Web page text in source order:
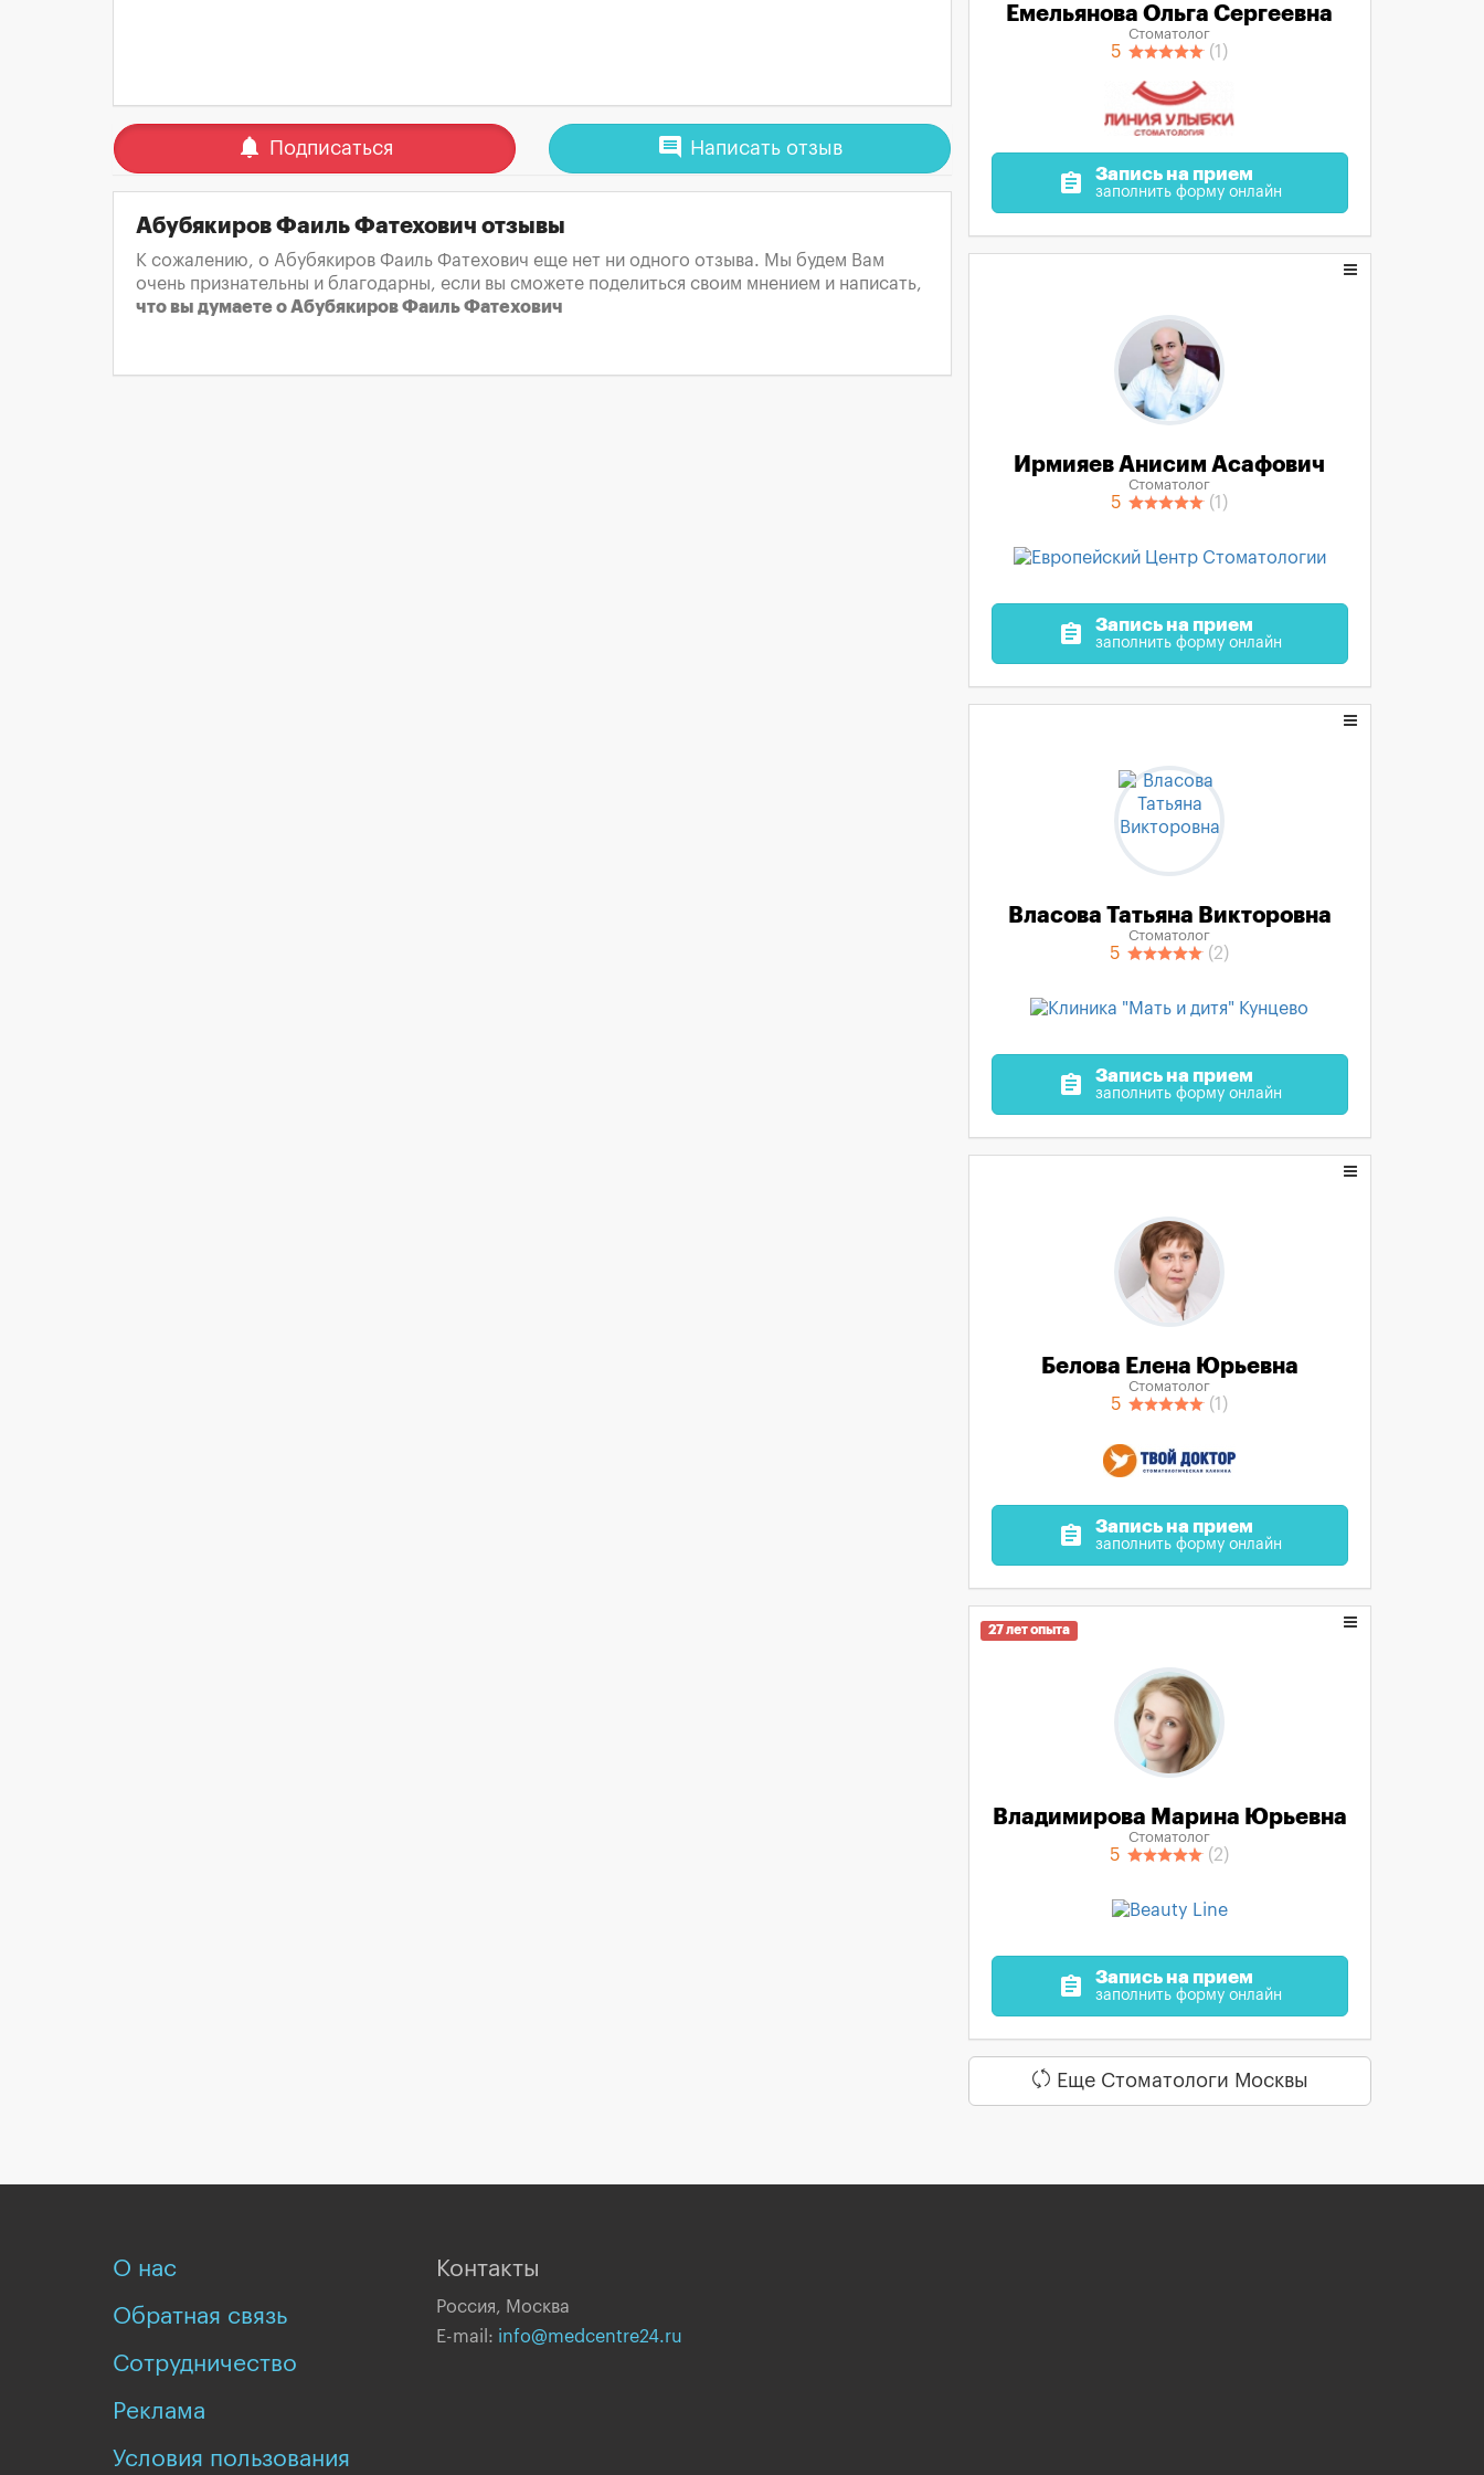
notifications Подписаться comment Написать отзыв
Абубякиров Фаиль Фатехович отзывы
К сожалению, о Абубякиров Фаиль Фатехович еще нет ни одного отзыва. Мы будем Вам
очень признательны и благодарны, если вы сможете поделиться своим мнением и написать,
что вы думаете о Абубякиров Фаиль Фатехович
Емельянова Ольга Сергеевна
Стоматолог
5 (1)
assignment Запись на прием
заполнить форму онлайн
Ирмияев Анисим Асафович
Стоматолог
5 (1)
assignment Запись на прием
заполнить форму онлайн
Власова Татьяна Викторовна
Стоматолог
5 (2)
assignment Запись на прием
заполнить форму онлайн
Белова Елена Юрьевна
Стоматолог
5 (1)
assignment Запись на прием
заполнить форму онлайн
27 лет опыта
Владимирова Марина Юрьевна
Стоматолог
5 (2)
assignment Запись на прием
заполнить форму онлайн
Еще Стоматологи Москвы
О нас
Обратная связь
Сотрудничество
Реклама
Условия пользования
Контакты
Россия, Москва
E-mail: info@medcentre24.ru